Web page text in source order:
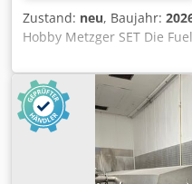
Zustand: neu, Baujahr:
Hobby Metzger SET Die
Abfuellen von kleinen und
bestimmt Der Mischer ist
Kiperbehaelter und
zum Saegen gefrorener
Knchen gebrauchtbar
Koterm Platte biete ein
lange Lebensdauer. Die